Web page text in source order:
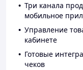
Три канала
мобильное
Управление
кабинете
Готовые
чеков